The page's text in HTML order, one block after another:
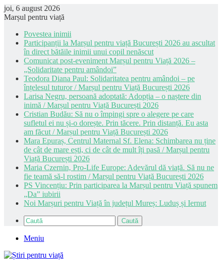
joi, 6 august 2026
Marșul pentru viață
Povestea inimii
Participanții la Marșul pentru viață București 2026 au ascultat
în direct bătăile inimii unui copil nenăscut
Comunicat post-eveniment Marșul pentru Viață 2026 –
„Solidaritate pentru amândoi”
Teodora Diana Paul: Solidaritatea pentru amândoi – pe
înțelesul tuturor / Marșul pentru Viață București 2026
Larisa Negru, persoană adoptată: Adopția – o naștere din
inimă / Marșul pentru Viață București 2026
Cristian Budău: Să nu o împingi spre o alegere pe care
sufletul ei nu și-o dorește. Prin tăcere. Prin distanță. Eu asta
am făcut / Marșul pentru Viață București 2026
Mara Epuraș, Centrul Maternal Sf. Elena: Schimbarea nu ține
de cât de mare ești, ci de cât de mult îți pasă / Marșul pentru
Viață București 2026
Maria Czernin, Pro-Life Europe: Adevărul dă viață. Să nu ne
fie teamă să-l rostim / Marșul pentru Viață București 2026
PS Vincențiu: Prin participarea la Marșul pentru Viață spunem
„Da” iubirii
Noi Marșuri pentru Viață în județul Mureș: Luduș și Iernut
Caută
Meniu